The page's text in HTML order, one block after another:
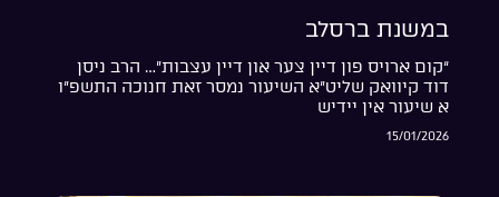
במשנת ברסלב
“קום ארויס פון דיין צער און דיין עצבות”… הרב ניסן
דוד קיוואק שליט”א השיעור נמסר זאת חנוכה התשפ”ו
א שיעור אין יידיש
15/01/2026